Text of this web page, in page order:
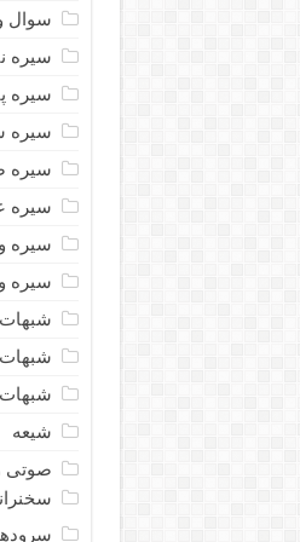
سوال
سیره
سیره
سیره
سیره
سیره
سیره
سیره
شبهات
شیعه
صوتی